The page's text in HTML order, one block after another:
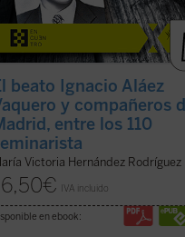
beato Ignacio Aláez
y compañeros
entre los 110
Victoria Hernández Rodríguez
€ IVA incluido
en ebook: